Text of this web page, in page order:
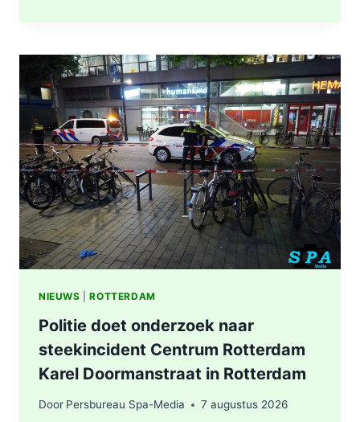
VUURWAPEN
UIT
MOORDONDERZOEK
NIEUWS |ROTTERDAM
Politie doet onderzoek naar
steekincident Centrum Rotterdam
Karel Doormanstraat in Rotterdam
Door Persbureau Spa-Media 7 augustus 2026